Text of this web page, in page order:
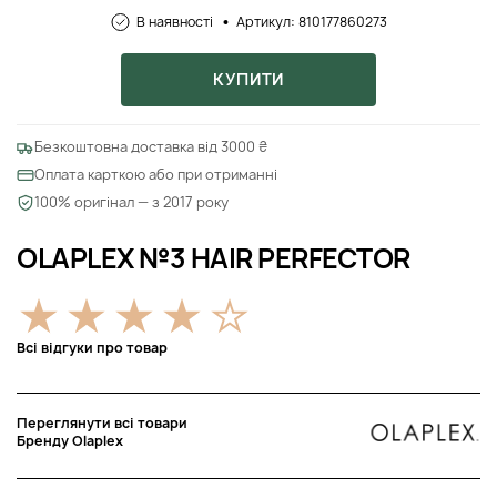
OLAPLEX №3 HAIR PERFECTOR
Всі відгуки про товар
Переглянути всі товари
Бренду Olaplex
В наявності Артикул: 810177860273
КУПИТИ
Безкоштовна доставка від 3000 ₴
Оплата карткою або при отриманні
100% оригінал — з 2017 року